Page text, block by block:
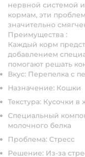
нервной системой
кормам, эти
значительно
Преимущества :
Каждый корм
добавлением
помогают решать
Вкус: Перепелка с
Назначение: Кошки
Текстура: Кусочки в
Специальный
молочного белка
Проблема: Стресс
Решение: Из-за